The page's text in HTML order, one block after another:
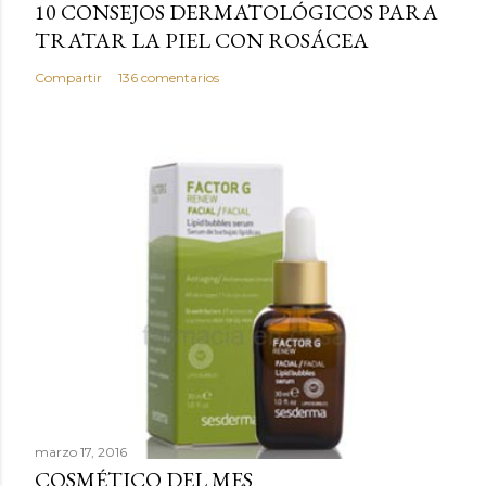
m
e
n
10 CONSEJOS DERMATOLÓGICOS PARA
TRATAR LA PIEL CON ROSÁCEA
Compartir 136 comentarios
marzo 17, 2016
COSMÉTICO DEL MES